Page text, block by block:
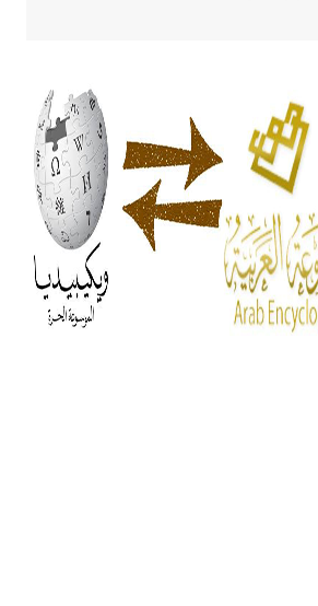
أربعة مؤلفات هي: الحكم، الأدلة، تنظيم
التغذية، ورسالته في جروح الرأس.
ويعود له الفضل بأنه حرر الطب من
الدين والفلسفة.
- هل تعلم أن المرجان إفراز حيواني
يتكون في البحر ويتركب من مادة
كربونات الكلسيوم، وهو أحمر أو شديد
الحمرة وهو أجود أنواعه، ويمتاز بكبر
الحجم ويسمى الش